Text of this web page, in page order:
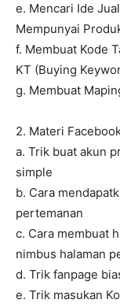
e. Mencari Ide
Mempunyai
f. Membuat Kode
KT (Buying
g. Membuat
2. Materi
a. Trik buat akun
simple
b. Cara
pertemanan
c. Cara membuat
nimbus halaman
d. Trik fanpage
e. Trik masukan